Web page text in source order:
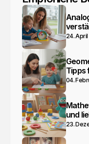
24.
Tipps
04.
und
23.